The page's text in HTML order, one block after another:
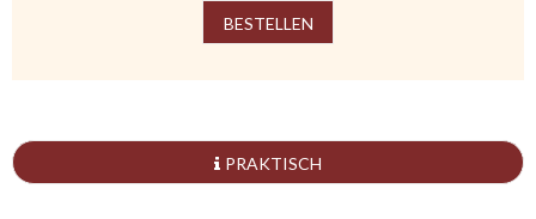
BESTELLEN
PRAKTISCH